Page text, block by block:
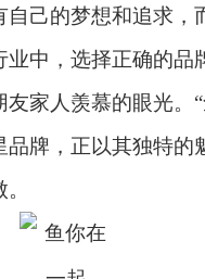
己的梦想和追求，
业中，选择正确的品
家人羡慕的眼光。
牌，正以其独特的